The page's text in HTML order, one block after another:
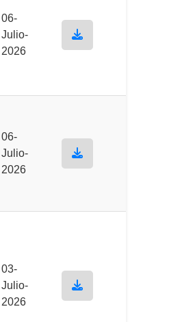
06-
Julio-
2026
06-
Julio-
2026
03-
Julio-
2026